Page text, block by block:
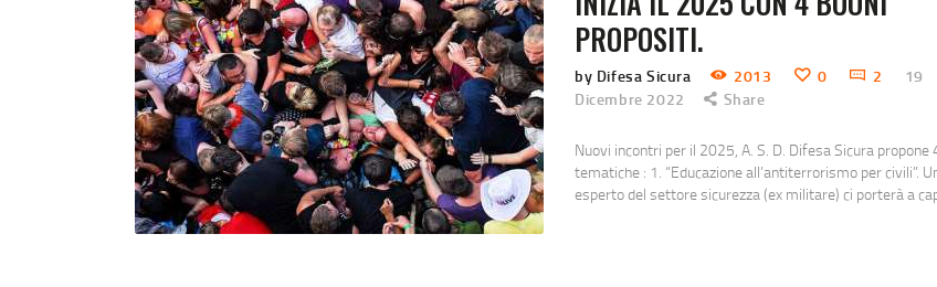
PROPOSITI.
by Difesa Sicura 2013 0 2
19
Dicembre 2022
Share
Nuovi incontri per il 2025, A. S. D. Difesa Sicura propone
tematiche : 1. “Educazione all’antiterrorismo per civili”.
esperto del settore sicurezza (ex militare) ci porterà a